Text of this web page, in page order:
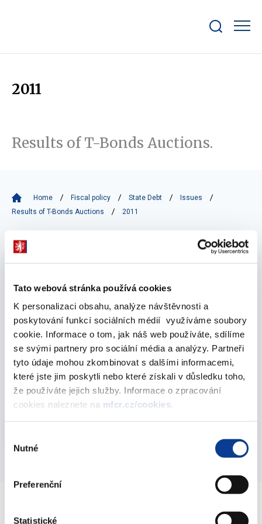
Tato webová stránka používá cookies
K personalizaci obsahu, analýze návštěvnosti a
poskytování funkcí sociálních médií využíváme soubory
cookie. Informace o tom, jak náš web používáte, sdílíme
se svými partnery pro sociální média a analýzy. Partneři
tyto údaje mohou zkombinovat s dalšími informacemi,
které jste jim poskytli nebo které získali v důsledku toho,
že používáte jejich služby. Informace o zpracování
cookies naleznete na mfcr.cz/cookies.
souhlasu
Nutné
Preferenční
Statistické
bar
2011
Results of T-Bonds Auctions.
Home Fiscal policy State Debt
Issues
Results of T-Bonds Auctions
2011
Vyberte
December 2011
Results of T-Bonds Auctions - 2011
31. December 2011
Vyberte